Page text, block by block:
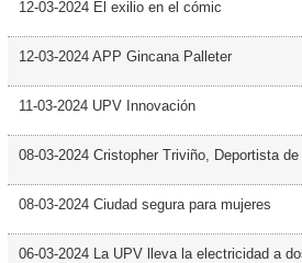
12-03-2024 El exilio en el cómic
12-03-2024 APP Gincana Palleter
11-03-2024 UPV Innovación
08-03-2024 Cristopher Triviño, Deportista
08-03-2024 Ciudad segura para mujeres
06-03-2024 La UPV lleva la electricidad a